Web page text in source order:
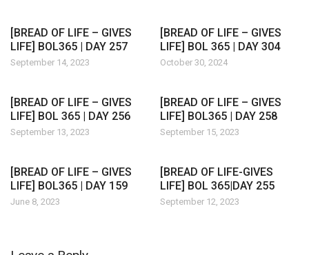
[BREAD OF LIFE – GIVES
LIFE] BOL365 | DAY 257
September 14, 2023
[BREAD OF LIFE – GIVES
LIFE] BOL 365 | DAY 304
October 30, 2024
[BREAD OF LIFE – GIVES
LIFE] BOL 365 | DAY 256
September 13, 2023
[BREAD OF LIFE – GIVES
LIFE] BOL365 | DAY 258
September 15, 2023
[BREAD OF LIFE – GIVES
LIFE] BOL365 | DAY 159
June 8, 2023
[BREAD OF LIFE-GIVES
LIFE] BOL 365|DAY 255
September 12, 2023